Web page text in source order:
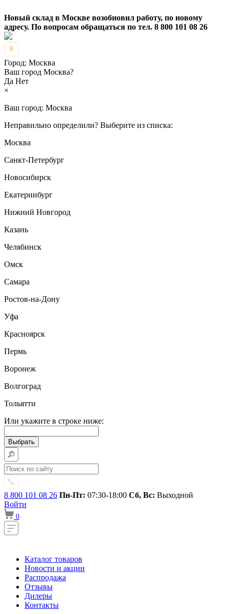
Новый склад в Москве возобновил работу, по новому
адресу. По вопросам обращаться по тел. 8 800 101 08 26
Город: Москва
Ваш город Москва?
Да Нет
×
Ваш город: Москва
Неправильно определили? Выберите из списка:
Москва
Санкт-Петербург
Новосибирск
Екатеринбург
Нижний Новгород
Казань
Челябинск
Омск
Самара
Ростов-на-Дону
Уфа
Красноярск
Пермь
Воронеж
Волгоград
Тольятти
Или укажите в строке ниже:
8 800 101 08 26 Пн-Пт: 07:30-18:00 Сб, Вс: Выходной
Войти
0
Каталог товаров
Новости и акции
Распродажа
Отзывы
Дилеры
Контакты